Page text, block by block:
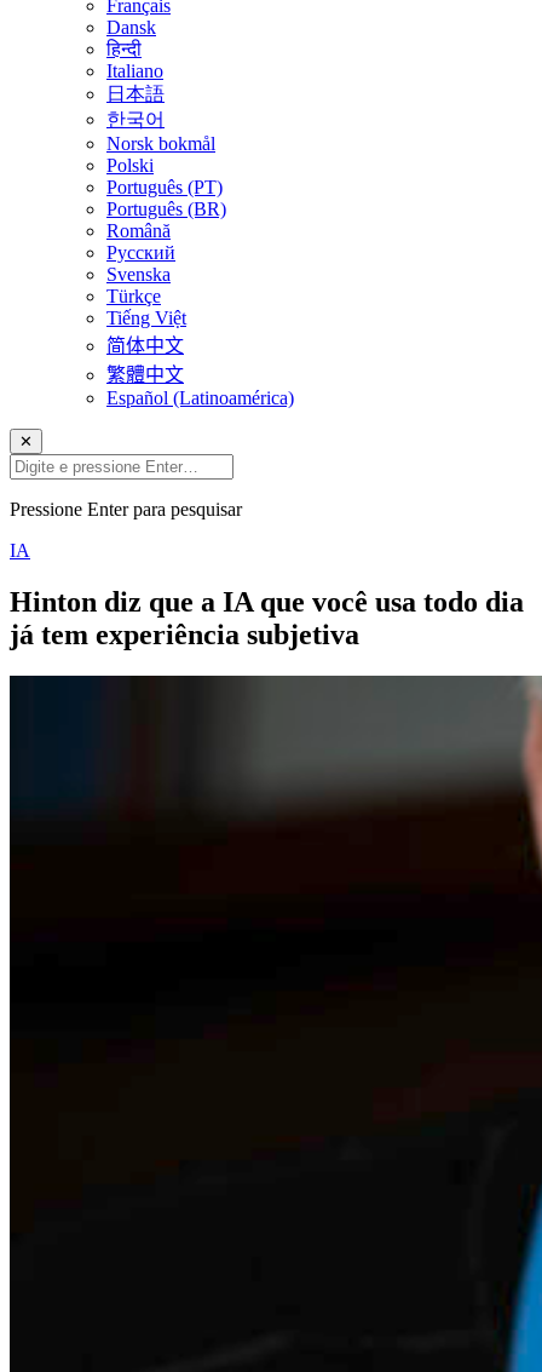
Français
Dansk
हिन्दी
Italiano
日本語
한국어
Norsk bokmål
Polski
Português (PT)
Português (BR)
Română
Русский
Svenska
Türkçe
Tiếng Việt
简体中文
繁體中文
Español (Latinoamérica)
✕
Pressione Enter para pesquisar
IA
Hinton diz que a IA que você usa todo dia
já tem experiência subjetiva